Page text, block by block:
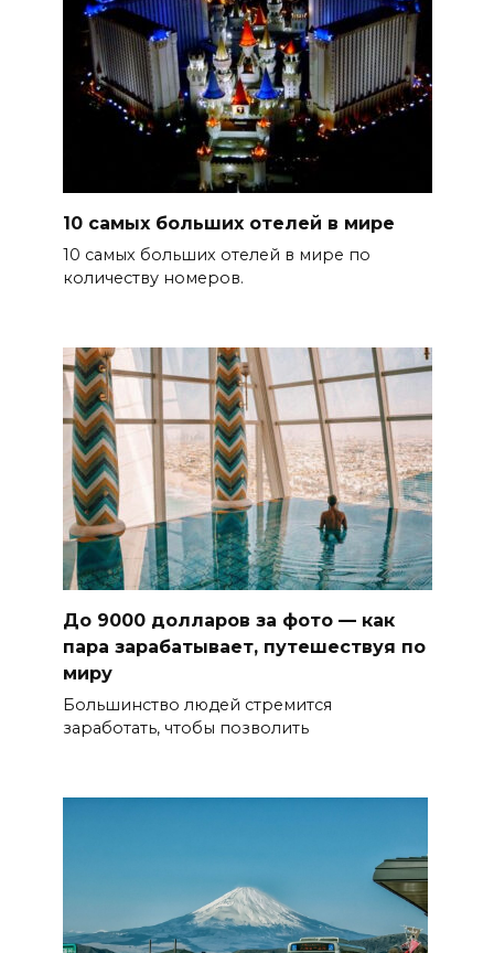
10 самых больших отелей в мире
10 самых больших отелей в мире по
количеству номеров.
До 9000 долларов за фото — как
пара зарабатывает, путешествуя по
миру
Большинство людей стремится
заработать, чтобы позволить